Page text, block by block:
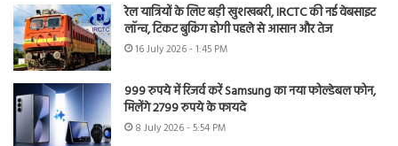
रेल यात्रियों के लिए बड़ी खुशखबरी, IRCTC की नई वेबसाइट
लॉन्च, टिकट बुकिंग होगी पहले से आसान और तेज
16 July 2026 - 1:45 PM
999 रुपये में रिजर्व करें Samsung का नया फोल्डेबल फोन,
मिलेंगे 2799 रुपये के फायदे
8 July 2026 - 5:54 PM